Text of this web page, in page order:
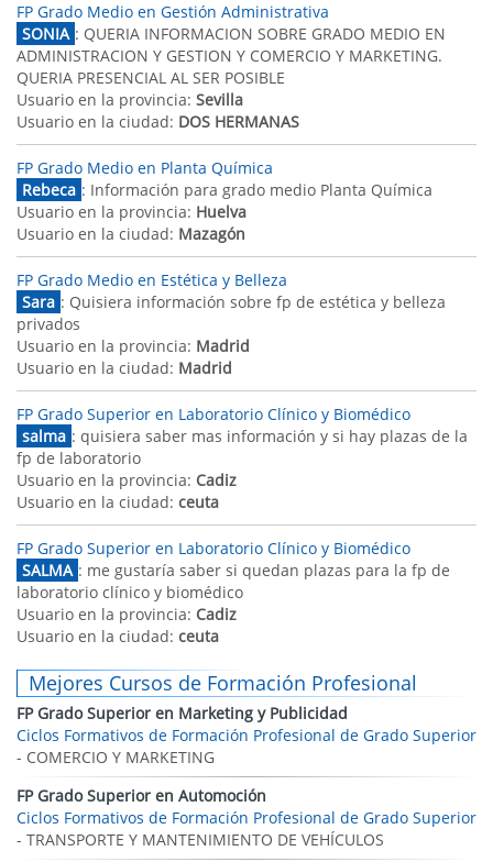
FP Grado Medio en Gestión Administrativa
SONIA : QUERIA INFORMACION SOBRE GRADO MEDIO EN
ADMINISTRACION Y GESTION Y COMERCIO Y MARKETING.
QUERIA PRESENCIAL AL SER POSIBLE
Usuario en la provincia: Sevilla
Usuario en la ciudad: DOS HERMANAS
FP Grado Medio en Planta Química
Rebeca : Información para grado medio Planta Química
Usuario en la provincia: Huelva
Usuario en la ciudad: Mazagón
FP Grado Medio en Estética y Belleza
Sara : Quisiera información sobre fp de estética y belleza
privados
Usuario en la provincia: Madrid
Usuario en la ciudad: Madrid
FP Grado Superior en Laboratorio Clínico y Biomédico
salma : quisiera saber mas información y si hay plazas de la
fp de laboratorio
Usuario en la provincia: Cadiz
Usuario en la ciudad: ceuta
FP Grado Superior en Laboratorio Clínico y Biomédico
SALMA : me gustaría saber si quedan plazas para la fp de
laboratorio clínico y biomédico
Usuario en la provincia: Cadiz
Usuario en la ciudad: ceuta
Mejores Cursos de Formación Profesional
FP Grado Superior en Marketing y Publicidad
Ciclos Formativos de Formación Profesional de Grado Superior
- COMERCIO Y MARKETING
FP Grado Superior en Automoción
Ciclos Formativos de Formación Profesional de Grado Superior
- TRANSPORTE Y MANTENIMIENTO DE VEHÍCULOS